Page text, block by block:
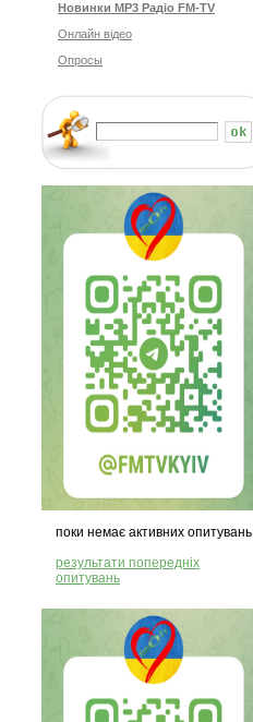
Новинки MP3 Радіо FM-TV
Онлайн відео
Опросы
поки немає активних опитувань
результати попередніх
опитувань